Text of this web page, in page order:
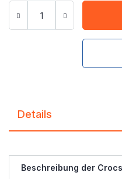
Details
Beschreibung der